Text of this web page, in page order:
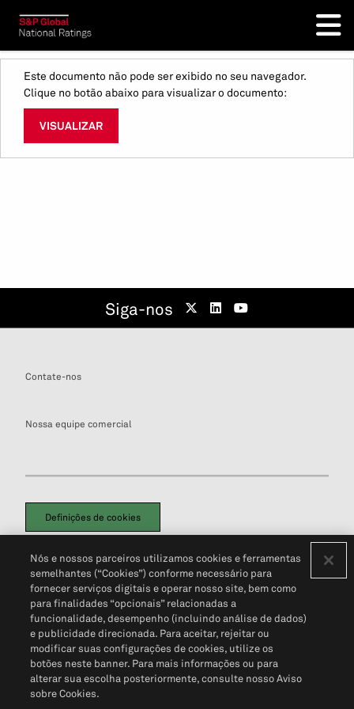
Este documento não pode ser exibido no seu navegador.
Clique no botão abaixo para visualizar o documento:
VISUALIZAR
Siga-nos
Contate-nos
Nossa equipe comercial
Definições de cookies
Política de PrivacidadePortal de privacidade do cliente (em inglês)
Não Venda Minhas Informações Pessoais© 2026 S&P Global
Nós e nossos parceiros utilizamos cookies e ferramentas
semelhantes (“Cookies”) conforme necessário para
fornecer serviços digitais e operar nosso site, bem como
para finalidades “opcionais” relacionadas a
funcionalidade, desempenho (incluindo análise de dados)
e publicidade direcionada. Para aceitar, rejeitar ou
modificar suas configurações de cookies, utilize os
botões neste banner. Para mais informações ou para
alterar sua escolha posteriormente, consulte nosso Aviso
sobre Cookies.